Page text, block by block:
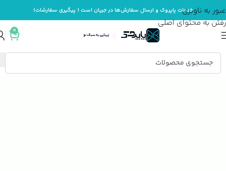
عبور به ناوبری
رفتن به محتوای اصلی
خدمات پاپروک و ارسال سفارش‌ها در جریان است ( پیگیری سفارشات)
0